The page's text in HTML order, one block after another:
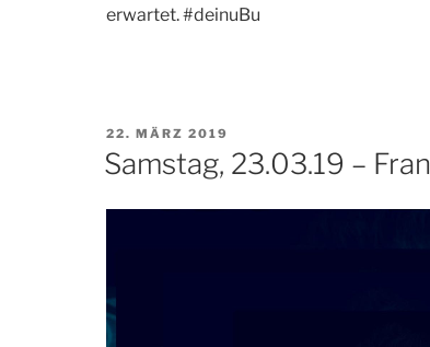
erwartet. #deinuBu
VERÖFFENTLICHT
AM
22. MÄRZ 2019
Samstag, 23.03.19 –